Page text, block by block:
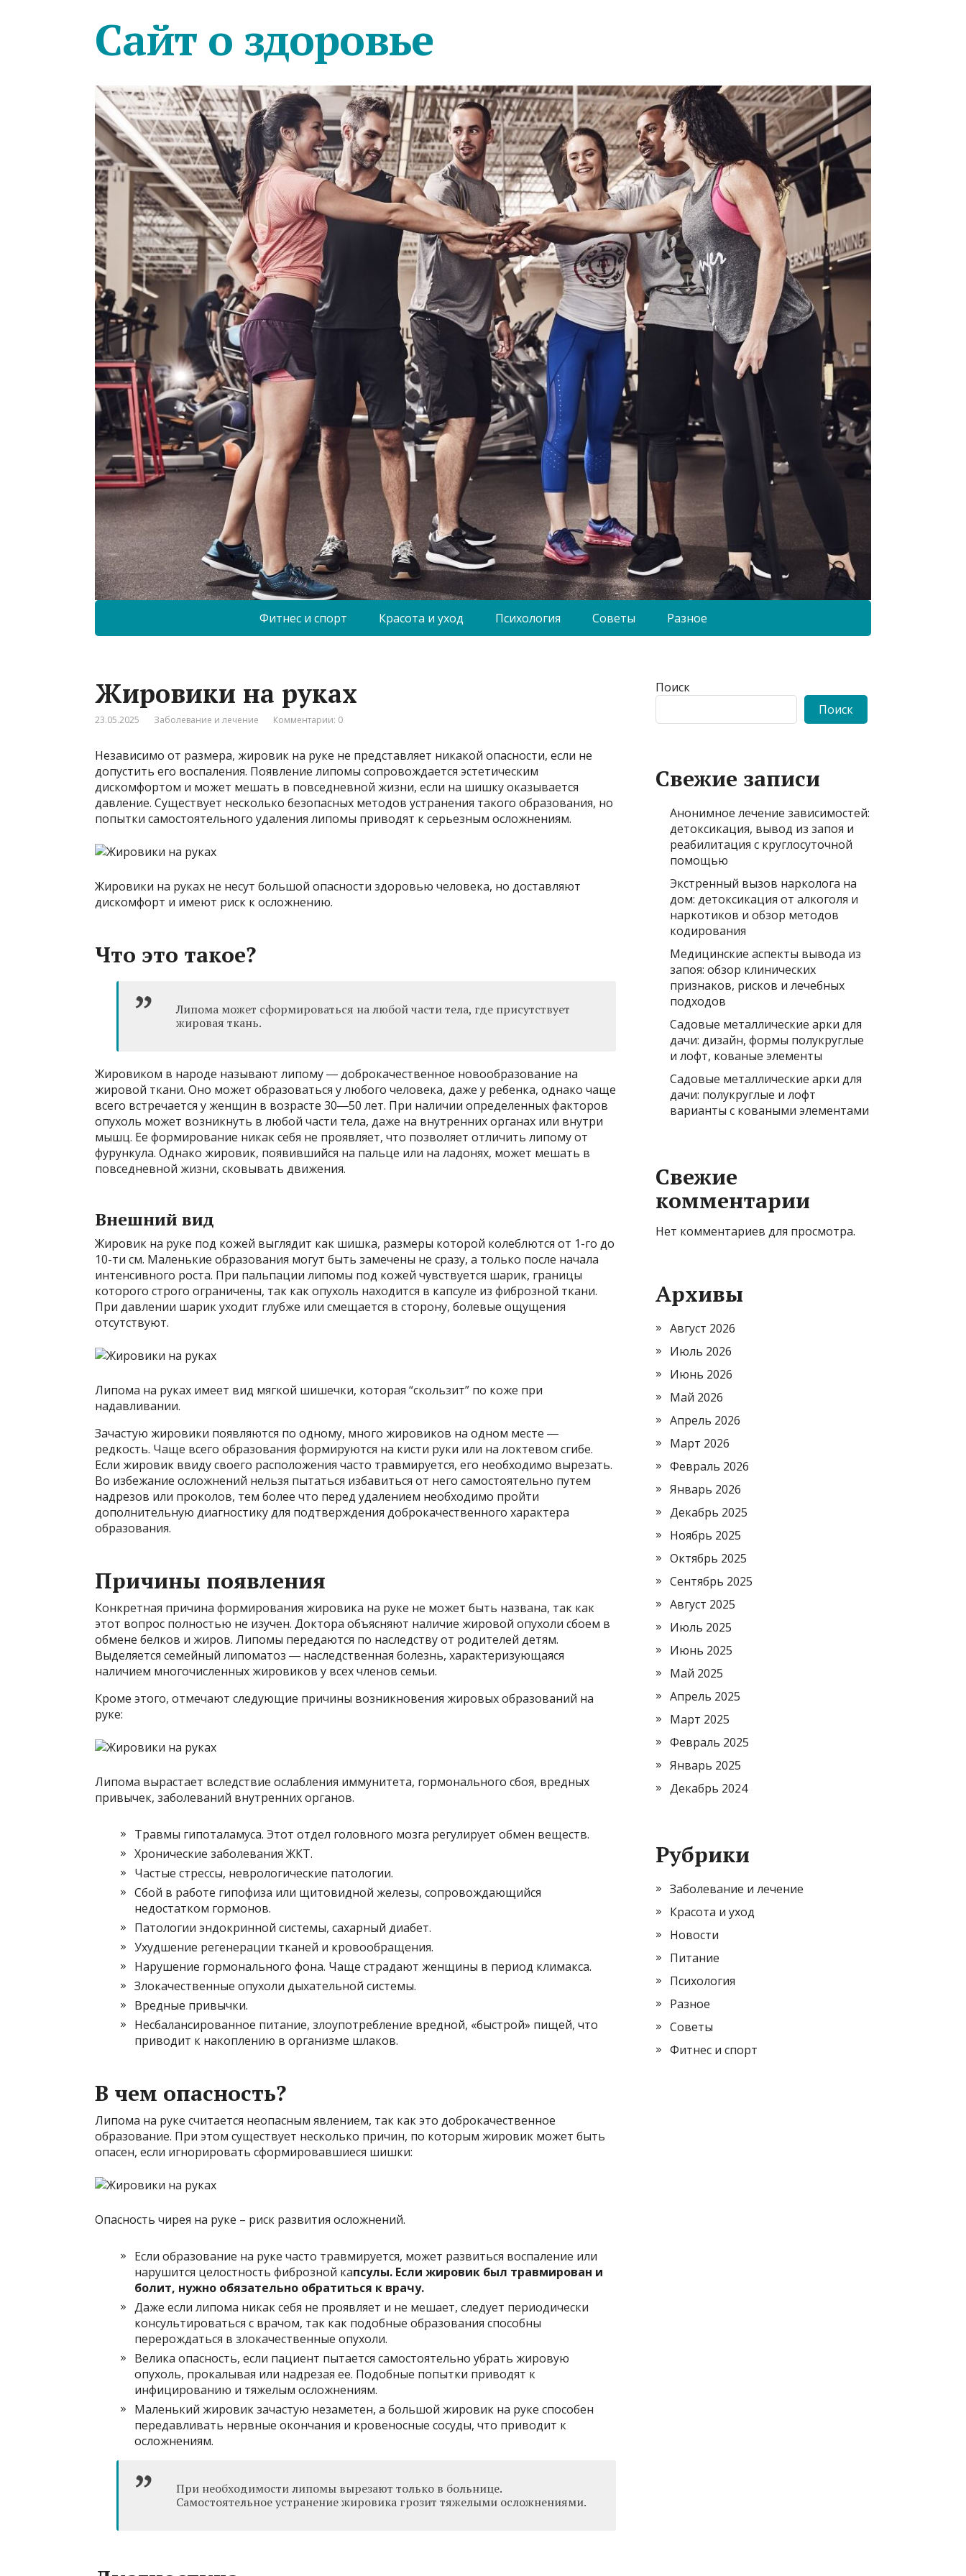
Сайт о здоровье
Фитнес и спорт Красота и уход Психология Советы Разное
Жировики на руках
23.05.2025 Заболевание и лечение Комментарии: 0
Независимо от размера, жировик на руке не представляет никакой опасности, если не
допустить его воспаления. Появление липомы сопровождается эстетическим
дискомфортом и может мешать в повседневной жизни, если на шишку оказывается
давление. Существует несколько безопасных методов устранения такого образования, но
попытки самостоятельного удаления липомы приводят к серьезным осложнениям.
Жировики на руках не несут большой опасности здоровью человека, но доставляют
дискомфорт и имеют риск к осложнению.
Что это такое?
Липома может сформироваться на любой части тела, где присутствует
жировая ткань.
Жировиком в народе называют липому ― доброкачественное новообразование на
жировой ткани. Оно может образоваться у любого человека, даже у ребенка, однако чаще
всего встречается у женщин в возрасте 30―50 лет. При наличии определенных факторов
опухоль может возникнуть в любой части тела, даже на внутренних органах или внутри
мышц. Ее формирование никак себя не проявляет, что позволяет отличить липому от
фурункула. Однако жировик, появившийся на пальце или на ладонях, может мешать в
повседневной жизни, сковывать движения.
Внешний вид
Жировик на руке под кожей выглядит как шишка, размеры которой колеблются от 1-го до
10-ти см. Маленькие образования могут быть замечены не сразу, а только после начала
интенсивного роста. При пальпации липомы под кожей чувствуется шарик, границы
которого строго ограничены, так как опухоль находится в капсуле из фиброзной ткани.
При давлении шарик уходит глубже или смещается в сторону, болевые ощущения
отсутствуют.
Липома на руках имеет вид мягкой шишечки, которая “скользит” по коже при
надавливании.
Зачастую жировики появляются по одному, много жировиков на одном месте ―
редкость. Чаще всего образования формируются на кисти руки или на локтевом сгибе.
Если жировик ввиду своего расположения часто травмируется, его необходимо вырезать.
Во избежание осложнений нельзя пытаться избавиться от него самостоятельно путем
надрезов или проколов, тем более что перед удалением необходимо пройти
дополнительную диагностику для подтверждения доброкачественного характера
образования.
Причины появления
Конкретная причина формирования жировика на руке не может быть названа, так как
этот вопрос полностью не изучен. Доктора объясняют наличие жировой опухоли сбоем в
обмене белков и жиров. Липомы передаются по наследству от родителей детям.
Выделяется семейный липоматоз ― наследственная болезнь, характеризующаяся
наличием многочисленных жировиков у всех членов семьи.
Кроме этого, отмечают следующие причины возникновения жировых образований на
руке:
Липома вырастает вследствие ослабления иммунитета, гормонального сбоя, вредных
привычек, заболеваний внутренних органов.
Травмы гипоталамуса. Этот отдел головного мозга регулирует обмен веществ.
Хронические заболевания ЖКТ.
Частые стрессы, неврологические патологии.
Сбой в работе гипофиза или щитовидной железы, сопровождающийся
недостатком гормонов.
Патологии эндокринной системы, сахарный диабет.
Ухудшение регенерации тканей и кровообращения.
Нарушение гормонального фона. Чаще страдают женщины в период климакса.
Злокачественные опухоли дыхательной системы.
Вредные привычки.
Несбалансированное питание, злоупотребление вредной, «быстрой» пищей, что
приводит к накоплению в организме шлаков.
В чем опасность?
Липома на руке считается неопасным явлением, так как это доброкачественное
образование. При этом существует несколько причин, по которым жировик может быть
опасен, если игнорировать сформировавшиеся шишки:
Опасность чирея на руке – риск развития осложнений.
Если образование на руке часто травмируется, может развиться воспаление или
нарушится целостность фиброзной капсулы. Если жировик был травмирован и
болит, нужно обязательно обратиться к врачу.
Даже если липома никак себя не проявляет и не мешает, следует периодически
консультироваться с врачом, так как подобные образования способны
перерождаться в злокачественные опухоли.
Велика опасность, если пациент пытается самостоятельно убрать жировую
опухоль, прокалывая или надрезая ее. Подобные попытки приводят к
инфицированию и тяжелым осложнениям.
Маленький жировик зачастую незаметен, а большой жировик на руке способен
передавливать нервные окончания и кровеносные сосуды, что приводит к
осложнениям.
При необходимости липомы вырезают только в больнице.
Самостоятельное устранение жировика грозит тяжелыми осложнениями.
Поиск
Поиск
Свежие записи
Анонимное лечение зависимостей:
детоксикация, вывод из запоя и
реабилитация с круглосуточной
помощью
Экстренный вызов нарколога на
дом: детоксикация от алкоголя и
наркотиков и обзор методов
кодирования
Медицинские аспекты вывода из
запоя: обзор клинических
признаков, рисков и лечебных
подходов
Садовые металлические арки для
дачи: дизайн, формы полукруглые
и лофт, кованые элементы
Садовые металлические арки для
дачи: полукруглые и лофт
варианты с коваными элементами
Свежие
комментарии
Нет комментариев для просмотра.
Архивы
Август 2026
Июль 2026
Июнь 2026
Май 2026
Апрель 2026
Март 2026
Февраль 2026
Январь 2026
Декабрь 2025
Ноябрь 2025
Октябрь 2025
Сентябрь 2025
Август 2025
Июль 2025
Июнь 2025
Май 2025
Апрель 2025
Март 2025
Февраль 2025
Январь 2025
Декабрь 2024
Рубрики
Заболевание и лечение
Красота и уход
Новости
Питание
Психология
Разное
Советы
Фитнес и спорт